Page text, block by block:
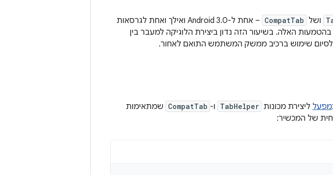
ושל CompatTab
– אחת ל-Android 3.0 ואילך ואחת לגרסאות
האלה. בשיעור הזה נדון ביצירת הלוגיקה למעבר בין
שימוש ברכיב ממשק המשתמש התואם לאחור.
מפעל ליצירת מכונות TabHelper ו- CompatTab שמתאימות
של המכשיר: